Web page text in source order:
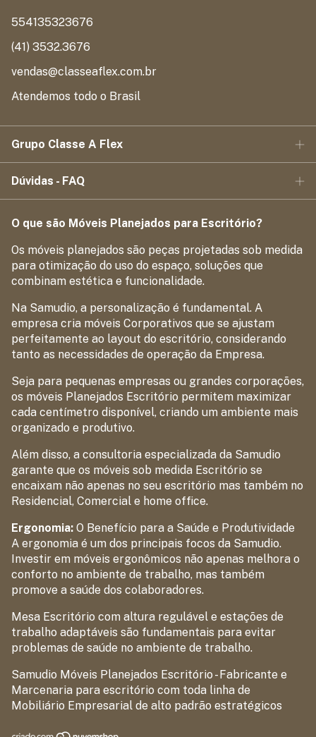
554135323676
(41) 3532.3676
vendas@classeaflex.com.br
Atendemos todo o Brasil
Grupo Classe A Flex
Dúvidas - FAQ
O que são Móveis Planejados para Escritório?
Os móveis planejados são peças projetadas sob medida
para otimização do uso do espaço, soluções que
combinam estética e funcionalidade.
Na Samudio, a personalização é fundamental. A
empresa cria móveis Corporativos que se ajustam
perfeitamente ao layout do escritório, considerando
tanto as necessidades de operação da Empresa.
Seja para pequenas empresas ou grandes corporações,
os móveis Planejados Escritório permitem maximizar
cada centímetro disponível, criando um ambiente mais
organizado e produtivo.
Além disso, a consultoria especializada da Samudio
garante que os móveis sob medida Escritório se
encaixam não apenas no seu escritório mas também no
Residencial, Comercial e home office.
Ergonomia: O Benefício para a Saúde e Produtividade
A ergonomia é um dos principais focos da Samudio.
Investir em móveis ergonômicos não apenas melhora o
conforto no ambiente de trabalho, mas também
promove a saúde dos colaboradores.
Mesa Escritório com altura regulável e estações de
trabalho adaptáveis são fundamentais para evitar
problemas de saúde no ambiente de trabalho.
Samudio Móveis Planejados Escritório - Fabricante e
Marcenaria para escritório com toda linha de
Mobiliário Empresarial de alto padrão estratégicos